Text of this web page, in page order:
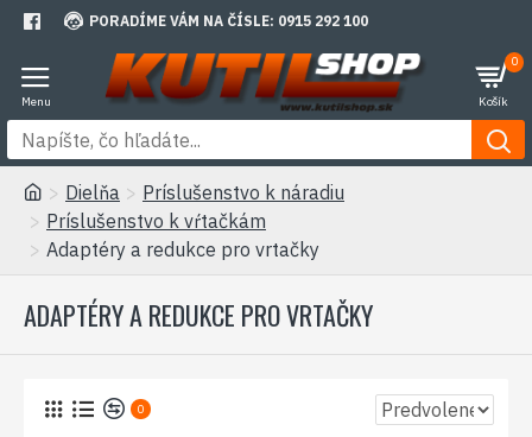
PORADÍME VÁM NA ČÍSLE: 0915 292 100
0
Dielňa
Príslušenstvo k náradiu
Príslušenstvo k vŕtačkám
Adaptéry a redukce pro vrtačky
ADAPTÉRY A REDUKCE PRO VRTAČKY
0